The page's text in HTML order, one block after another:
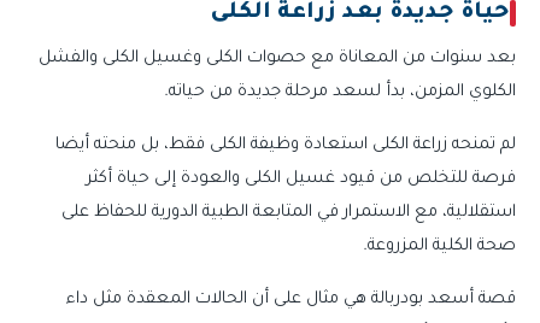
حياة جديدة بعد زراعة الكلى
بعد سنوات من المعاناة مع حصوات الكلى وغسيل الكلى والفشل
الكلوي المزمن، بدأ لسعد مرحلة جديدة من حياته.
لم تمنحه زراعة الكلى استعادة وظيفة الكلى فقط، بل منحته أيضا
فرصة للتخلص من قيود غسيل الكلى والعودة إلى حياة أكثر
استقلالية، مع الاستمرار في المتابعة الطبية الدورية للحفاظ على
صحة الكلية المزروعة.
قصة أسعد بودربالة هي مثال على أن الحالات المعقدة مثل داء